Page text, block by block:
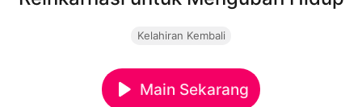
Kelahiran Kembali
Main Sekarang